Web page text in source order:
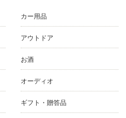
カー用品
アウトドア
お酒
オーディオ
ギフト・贈答品